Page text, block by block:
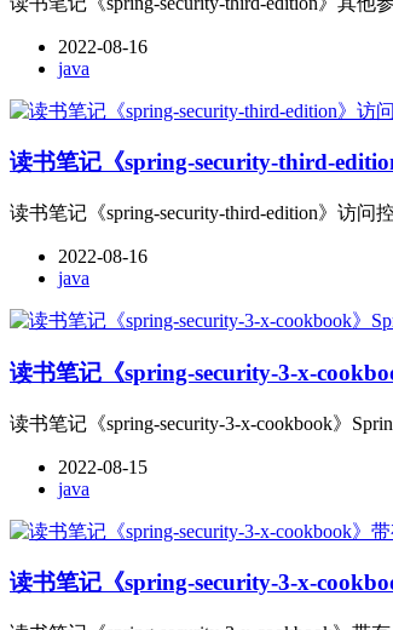
2022-08-16
java
读书笔记《spring-security-third-
读书笔记《spring-security-third-edition》访问
2022-08-16
java
读书笔记《spring-security-3-x-
读书笔记《spring-security-3-x-cookbook》
2022-08-15
java
读书笔记《spring-security-3-x-